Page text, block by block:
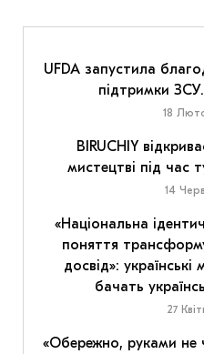
UFDA запустила
підтримки
18
BIRUCHIY
мистецтві під час
14
«Національна
поняття
досвід»:
бачать
27
«Обережно, руками не